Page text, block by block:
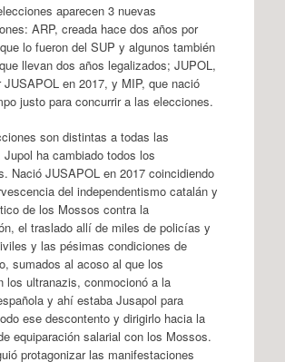
aparecen 3 nuevas
ARP, creada hace dos años por
lo fueron del SUP y algunos también
llevan dos años legalizados; JUPOL,
JUSAPOL en 2017, y MIP, que nació
justo para concurrir a las elecciones.
son distintas a todas las
Jupol ha cambiado todos los
Nació JUSAPOL en 2017 coincidiendo
del independentismo catalán y
de los Mossos contra la
el traslado allí de miles de policías y
y las pésimas condiciones de
sumados al acoso al que los
los ultranazis, conmocionó a la
y ahí estaba Jusapol para
ese descontento y dirigirlo hacia la
equiparación salarial con los Mossos.
protagonizar las manifestaciones